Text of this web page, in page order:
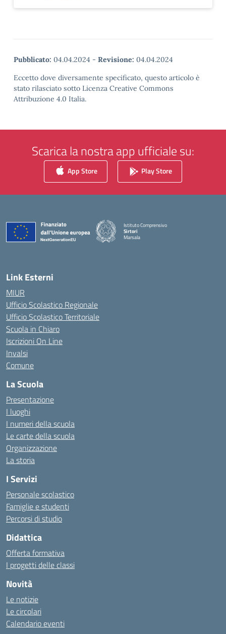
Pubblicato: 04.04.2024 - Revisione: 04.04.2024
Eccetto dove diversamente specificato, questo articolo è
stato rilasciato sotto Licenza Creative Commons
Attribuzione 4.0 Italia.
Scarica la nostra app ufficiale su:
App Store Play Store
Istituto Comprensivo
Sirtori
Marsala
Link Esterni
MIUR
Ufficio Scolastico Regionale
Ufficio Scolastico Territoriale
Scuola in Chiaro
Iscrizioni On Line
Invalsi
Comune
La Scuola
Presentazione
I luoghi
I numeri della scuola
Le carte della scuola
Organizzazione
La storia
I Servizi
Personale scolastico
Famiglie e studenti
Percorsi di studio
Didattica
Offerta formativa
I progetti delle classi
Novità
Le notizie
Le circolari
Calendario eventi